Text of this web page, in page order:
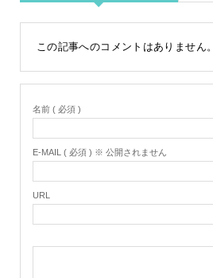
この記事へのコメントはありません。
名前 ( 必須 )
E-MAIL ( 必須 ) ※ 公開されません
URL